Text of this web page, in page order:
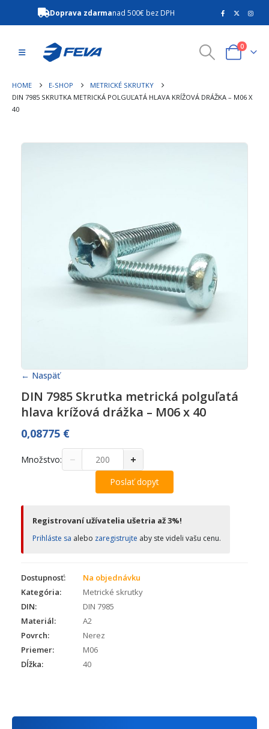
Doprava zdarmanad 500€ bez DPH
0
HOME E-SHOP
METRICKÉ SKRUTKY
DIN 7985 SKRUTKA METRICKÁ POLGUĽATÁ HLAVA KRÍŽOVÁ DRÁŽKA – M06 X
40
← Naspäť
DIN 7985 Skrutka metrická polguľatá
hlava krížová drážka – M06 x 40
0,08775 €
Množstvo: − +
Poslať dopyt
Registrovaní užívatelia ušetria až 3%!
Prihláste sa alebo zaregistrujte aby ste videli vašu cenu.
Dostupnosť:
Na objednávku
Kategória:
Metrické skrutky
DIN:
DIN 7985
Materiál:
A2
Povrch:
Nerez
Priemer:
M06
Dĺžka:
40